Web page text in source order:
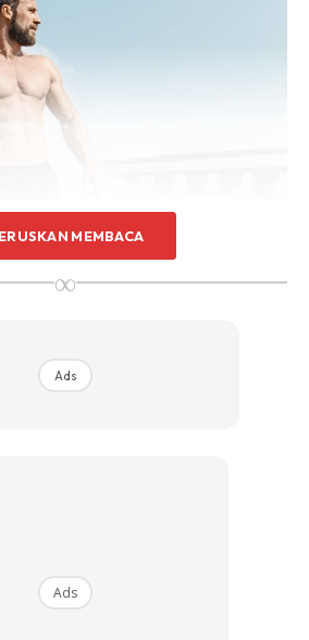
– www.freepik.com
anda bukan hanya pada abdomen
mendapatkan tubuh badan yang
Ads
MEMBACA
∞
Ads
Ads